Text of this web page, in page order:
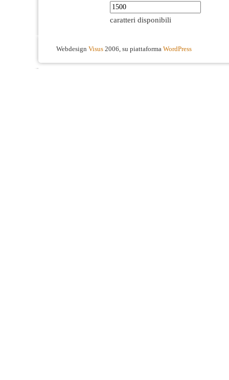
caratteri disponibili
Webdesign Visus 2006, su piattaforma WordPress